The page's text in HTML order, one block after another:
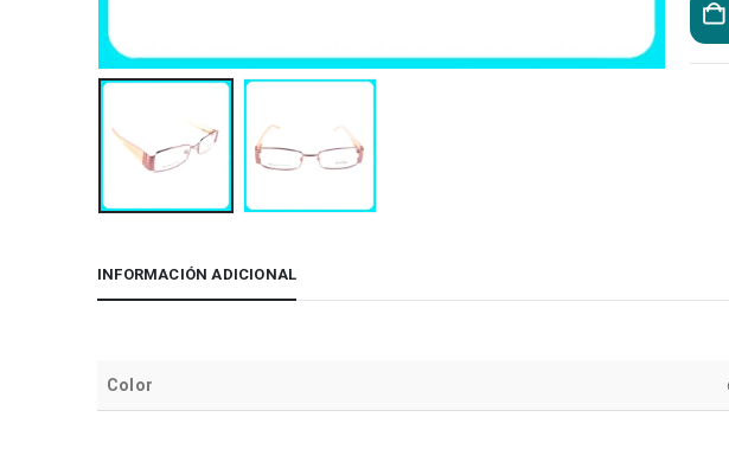
INFORMACIÓN ADICIONAL
Color